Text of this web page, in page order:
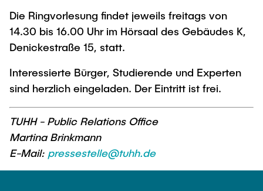
Die Ringvorlesung findet jeweils freitags von
14.30 bis 16.00 Uhr im Hörsaal des Gebäudes K,
Denickestraße 15, statt.
Interessierte Bürger, Studierende und Experten
sind herzlich eingeladen. Der Eintritt ist frei.
TUHH - Public Relations Office
Martina Brinkmann
E-Mail: pressestelle@tuhh.de